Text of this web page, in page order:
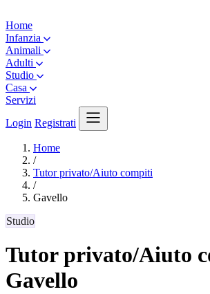
Home
Infanzia
Animali
Adulti
Studio
Casa
Servizi
Login Registrati
Home
/
Tutor privato/Aiuto compiti
/
Gavello
Studio
Tutor privato/Aiuto
Gavello